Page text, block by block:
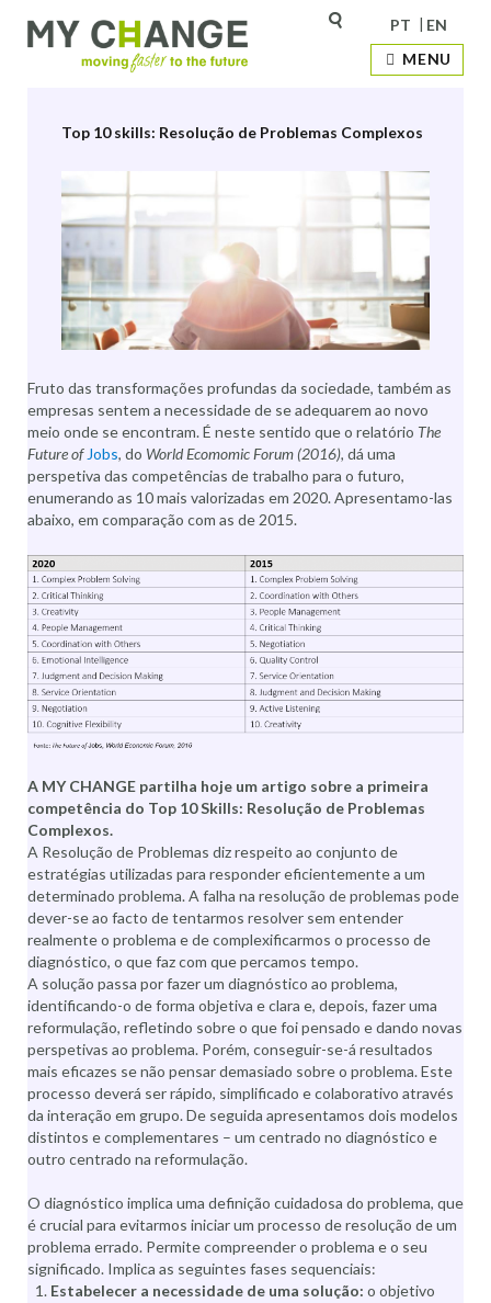
MENU
PT EN
Categoria:Sem categoria
Top 10 skills: Resolução de Problemas Complexos
Fruto das transformações profundas da sociedade, também as
empresas sentem a necessidade de se adequarem ao novo
meio onde se encontram. É neste sentido que o relatório The
Future of Jobs, do World Ecomomic Forum (2016), dá uma
perspetiva das competências de trabalho para o futuro,
enumerando as 10 mais valorizadas em 2020. Apresentamo-las
abaixo, em comparação com as de 2015.
A MY CHANGE partilha hoje um artigo sobre a primeira
competência do Top 10 Skills: Resolução de Problemas
Complexos.
A Resolução de Problemas diz respeito ao conjunto de
estratégias utilizadas para responder eficientemente a um
determinado problema. A falha na resolução de problemas pode
dever-se ao facto de tentarmos resolver sem entender
realmente o problema e de complexificarmos o processo de
diagnóstico, o que faz com que percamos tempo.
A solução passa por fazer um diagnóstico ao problema,
identificando-o de forma objetiva e clara e, depois, fazer uma
reformulação, refletindo sobre o que foi pensado e dando novas
perspetivas ao problema. Porém, conseguir-se-á resultados
mais eficazes se não pensar demasiado sobre o problema. Este
processo deverá ser rápido, simplificado e colaborativo através
da interação em grupo. De seguida apresentamos dois modelos
distintos e complementares – um centrado no diagnóstico e
outro centrado na reformulação.
O diagnóstico implica uma definição cuidadosa do problema, que
é crucial para evitarmos iniciar um processo de resolução de um
problema errado. Permite compreender o problema e o seu
significado. Implica as seguintes fases sequenciais:
Estabelecer a necessidade de uma solução: o objetivo